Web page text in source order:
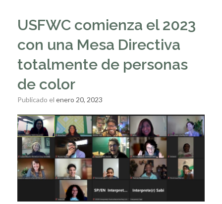
USFWC comienza el 2023
con una Mesa Directiva
totalmente de personas
de color
Publicado el enero 20, 2023